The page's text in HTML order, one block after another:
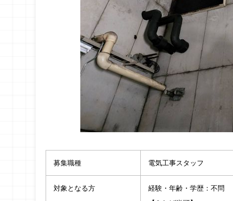
募集職種 電気工事スタッフ
対象となる方
経験・年齢・学歴：不問